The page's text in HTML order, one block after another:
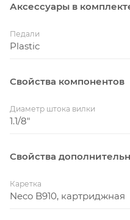
Аксессуары в
Педали
Plastic
Свойства компонентов
Диаметр штока вилки
1.1/8"
Свойства
Каретка
Neco B910, картриджная